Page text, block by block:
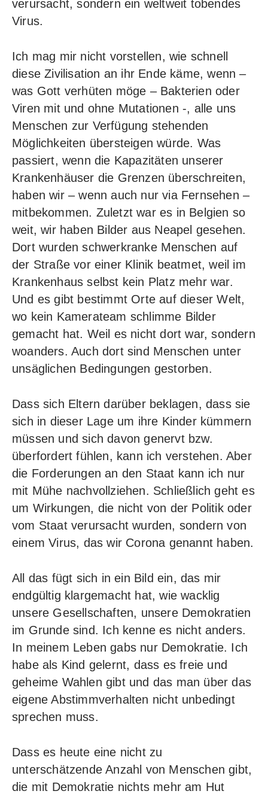
verursacht, sondern ein weltweit tobendes
Virus.
Ich mag mir nicht vorstellen, wie schnell
diese Zivilisation an ihr Ende käme, wenn –
was Gott verhüten möge – Bakterien oder
Viren mit und ohne Mutationen -, alle uns
Menschen zur Verfügung stehenden
Möglichkeiten übersteigen würde. Was
passiert, wenn die Kapazitäten unserer
Krankenhäuser die Grenzen überschreiten,
haben wir – wenn auch nur via Fernsehen –
mitbekommen. Zuletzt war es in Belgien so
weit, wir haben Bilder aus Neapel gesehen.
Dort wurden schwerkranke Menschen auf
der Straße vor einer Klinik beatmet, weil im
Krankenhaus selbst kein Platz mehr war.
Und es gibt bestimmt Orte auf dieser Welt,
wo kein Kamerateam schlimme Bilder
gemacht hat. Weil es nicht dort war, sondern
woanders. Auch dort sind Menschen unter
unsäglichen Bedingungen gestorben.
Dass sich Eltern darüber beklagen, dass sie
sich in dieser Lage um ihre Kinder kümmern
müssen und sich davon genervt bzw.
überfordert fühlen, kann ich verstehen. Aber
die Forderungen an den Staat kann ich nur
mit Mühe nachvollziehen. Schließlich geht es
um Wirkungen, die nicht von der Politik oder
vom Staat verursacht wurden, sondern von
einem Virus, das wir Corona genannt haben.
All das fügt sich in ein Bild ein, das mir
endgültig klargemacht hat, wie wacklig
unsere Gesellschaften, unsere Demokratien
im Grunde sind. Ich kenne es nicht anders.
In meinem Leben gabs nur Demokratie. Ich
habe als Kind gelernt, dass es freie und
geheime Wahlen gibt und das man über das
eigene Abstimmverhalten nicht unbedingt
sprechen muss.
Dass es heute eine nicht zu
unterschätzende Anzahl von Menschen gibt,
die mit Demokratie nichts mehr am Hut